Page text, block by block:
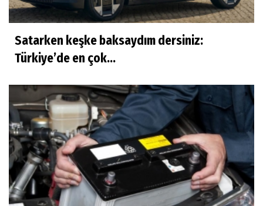
Satarken keşke baksaydım dersiniz:
Türkiye’de en çok...